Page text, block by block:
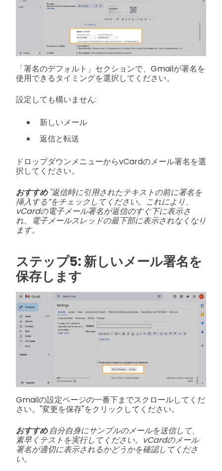
「署名のデフォルト」セクションで、Gmailが署名を
使用できるタイミングを選択してください。
設定しても構いません:
新しいメール
返信と転送
ドロップダウンメニューからvCardのメール署名を選
択してください。
おすすめ "返信時に引用されたテキストの前に署名を
挿入する”をチェックしてください。これにより、
vCardの電子メール署名が返信のすぐ下に表示さ
れ、電子メールスレッドの最下部に表示されなくなり
ます。
ステップ5: 新しいメール署名を
保存します
Gmailの設定ページの一番下までスクロールしてくだ
さい。"変更を保存"をクリックしてください。
おすすめ自分自身にサンプルのメールを送信して、
素早くテストを実行してください。vCardのメール
署名が適切に表示されるかどうかを確認してくださ
い。